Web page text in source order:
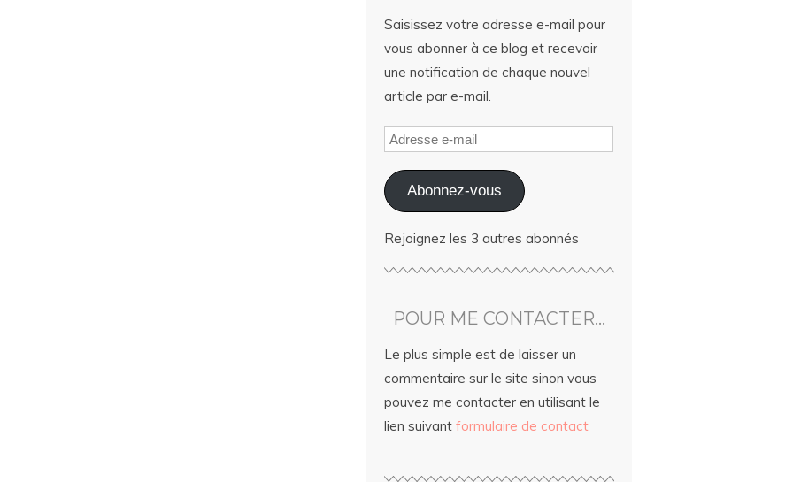
Saisissez votre adresse e-mail pour
vous abonner à ce blog et recevoir
une notification de chaque nouvel
article par e-mail.
Abonnez-vous
Rejoignez les 3 autres abonnés
POUR ME CONTACTER…
Le plus simple est de laisser un
commentaire sur le site sinon vous
pouvez me contacter en utilisant le
lien suivant formulaire de contact